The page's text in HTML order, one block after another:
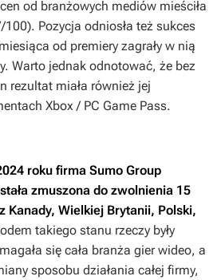
od branżowych mediów mieściła
Pozycja odniosła też sukces
od premiery zagrały w nią
Warto jednak odnotować, że bez
rezultat miała również jej
Xbox / PC Game Pass.
roku firma Sumo Group
zmuszona do zwolnienia 15
Kanady, Wielkiej Brytanii, Polski,
takiego stanu rzeczy były
się cała branża gier wideo, a
sposobu działania całej firmy,